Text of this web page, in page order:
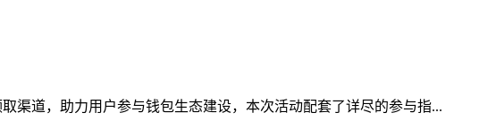
渠道，助力用户参与钱包生态建设，本次活动配套了详尽的参与指...